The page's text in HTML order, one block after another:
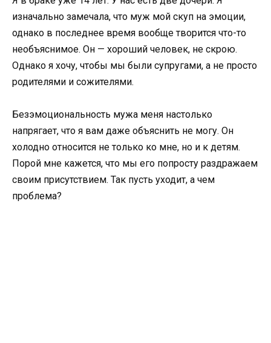
изначально замечала, что муж мой скуп на эмоции,
однако в последнее время вообще творится что-то
необъяснимое. Он — хороший человек, не скрою.
Однако я хочу, чтобы мы были супругами, а не просто
родителями и сожителями.
Безэмоциональность мужа меня настолько
напрягает, что я вам даже объяснить не могу. Он
холодно относится не только ко мне, но и к детям.
Порой мне кажется, что мы его попросту раздражаем
своим присутствием. Так пусть уходит, а чем
проблема?